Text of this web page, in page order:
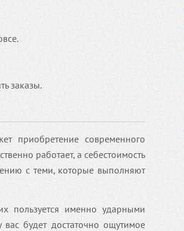
заказы.
приобретение современного
работает, а себестоимость
с теми, которые выполняют
пользуется именно ударными
будет достаточно ощутимое